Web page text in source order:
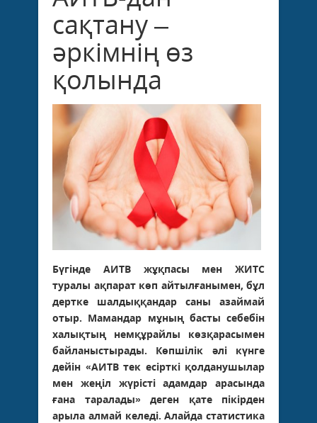
сақтану –
әркімнің өз
қолында
Бүгінде АИТВ жұқпасы мен ЖИТС
туралы ақпарат көп айтылғанымен, бұл
дертке шалдыққандар саны азаймай
отыр. Мамандар мұның басты себебін
халықтың немқұрайлы көзқарасымен
байланыстырады. Көпшілік әлі күнге
дейін «АИТВ тек есірткі қолданушылар
мен жеңіл жүрісті адамдар арасында
ғана таралады» деген қате пікірден
арыла алмай келеді. Алайда статистика